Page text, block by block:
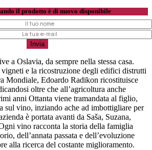
il prodotto è di nuovo disponibile
a Oslavia, da sempre nella stessa casa.
e la ricostruzione degli edifici distrutti
Mondiale, Edoardo Radikon ricostituisce
oltre che all’agricoltura anche
anni Ottanta viene tramandata al figlio,
sul vino, inziando ache ad imbottigliare per
è portata avanti da Saša, Suzana,
vino racconta la storia della famiglia
dell’annata passata e dell’evoluzione
alla ricerca del costante miglioramento.